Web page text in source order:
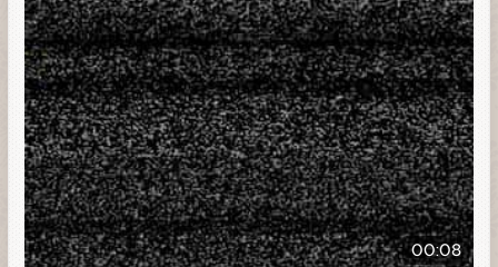
00:08